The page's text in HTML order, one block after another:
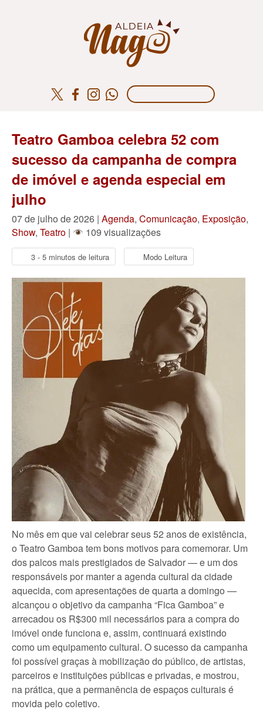
Teatro Gamboa celebra 52 com
sucesso da campanha de compra
de imóvel e agenda especial em
julho
07 de julho de 2026 | Agenda, Comunicação, Exposição,
Show, Teatro | 109 visualizações
3 - 5 minutos de leitura Modo Leitura
No mês em que vai celebrar seus 52 anos de existência,
o Teatro Gamboa tem bons motivos para comemorar. Um
dos palcos mais prestigiados de Salvador — e um dos
responsáveis por manter a agenda cultural da cidade
aquecida, com apresentações de quarta a domingo —
alcançou o objetivo da campanha “Fica Gamboa” e
arrecadou os R$300 mil necessários para a compra do
imóvel onde funciona e, assim, continuará existindo
como um equipamento cultural. O sucesso da campanha
foi possível graças à mobilização do público, de artistas,
parceiros e instituições públicas e privadas, e mostrou,
na prática, que a permanência de espaços culturais é
movida pelo coletivo.